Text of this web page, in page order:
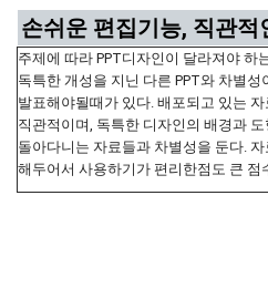
손쉬운 편집기능, 직관적
주제에 따라 PPT디자인이 달라져야 하
독특한 개성을 지닌 다른 PPT와 차별성
발표해야될때가 있다. 배포되고 있는
직관적이며, 독특한 디자인의 배경과
돌아다니는 자료들과 차별성을 둔다.
해두어서 사용하기가 편리한점도 큰 점